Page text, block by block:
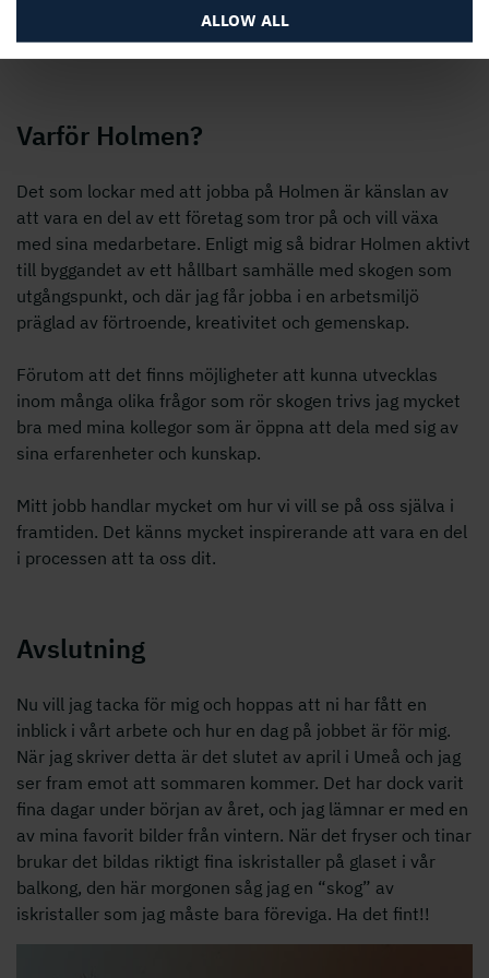
ALLOW ALL
kombineras för att ta fram analyser som stödjer vår
skogliga verksamhet i det dagliga arbete.
Varför Holmen?
Det som lockar med att jobba på Holmen är känslan av
att vara en del av ett företag som tror på och vill växa
med sina medarbetare. Enligt mig så bidrar Holmen aktivt
till byggandet av ett hållbart samhälle med skogen som
utgångspunkt, och där jag får jobba i en arbetsmiljö
präglad av förtroende, kreativitet och gemenskap.
Förutom att det finns möjligheter att kunna utvecklas
inom många olika frågor som rör skogen trivs jag mycket
bra med mina kollegor som är öppna att dela med sig av
sina erfarenheter och kunskap.
Mitt jobb handlar mycket om hur vi vill se på oss själva i
framtiden. Det känns mycket inspirerande att vara en del
i processen att ta oss dit.
Avslutning
Nu vill jag tacka för mig och hoppas att ni har fått en
inblick i vårt arbete och hur en dag på jobbet är för mig.
När jag skriver detta är det slutet av april i Umeå och jag
ser fram emot att sommaren kommer. Det har dock varit
fina dagar under början av året, och jag lämnar er med en
av mina favorit bilder från vintern. När det fryser och tinar
brukar det bildas riktigt fina iskristaller på glaset i vår
balkong, den här morgonen såg jag en “skog” av
iskristaller som jag måste bara föreviga. Ha det fint!!